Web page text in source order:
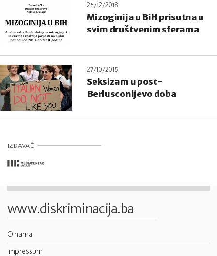
Pretraga
25/12/2018
Mizoginija u BiH prisutna u
svim društvenim sferama
27/10/2015
Seksizam u post-
Berlusconijevo doba
IZDAVAČ
www.diskriminacija.ba
O nama
Impressum